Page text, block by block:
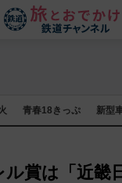
青春18きっぷ 新型
ル賞は「近畿